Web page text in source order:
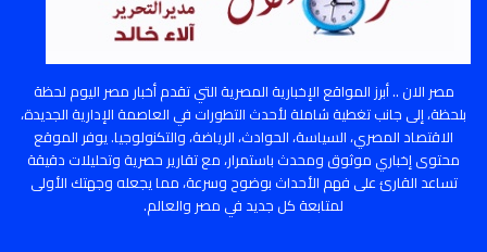
مصر الان .. أبرز المواقع الإخبارية المصرية التي تقدم أخبار مصر اليوم لحظة
بلحظة، إلى جانب تغطية شاملة لأحدث التطورات في العاصمة الإدارية الجديدة،
الاقتصاد المصري، السياسة، الحوادث، الرياضة، والتكنولوجيا. يوفر الموقع
محتوى إخباري موثوق ومحدث باستمرار، مع تقارير حصرية وتحليلات دقيقة
تساعد القارئ على فهم الأحداث بوضوح وسرعة، مما يجعله وجهتك الأولى
لمتابعة كل جديد في مصر والعالم.